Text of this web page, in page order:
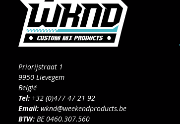
Priorijstraat 1
9950 Lievegem
België
Tel: +32 (0)477 47 21 92
Email: wknd@weekendproducts.be
BTW: BE 0460.307.560